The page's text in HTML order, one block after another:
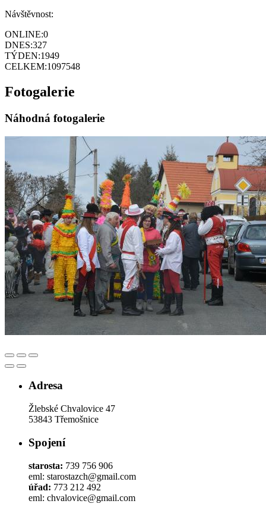
Návštěvnost:
ONLINE:0
DNES:327
TÝDEN:1949
CELKEM:1097548
Fotogalerie
Náhodná fotogalerie
Adresa
Žlebské Chvalovice 47
53843 Třemošnice
Spojení
starosta: 739 756 906
eml: starostazch@gmail.com
úřad: 773 212 492
eml: chvalovice@gmail.com